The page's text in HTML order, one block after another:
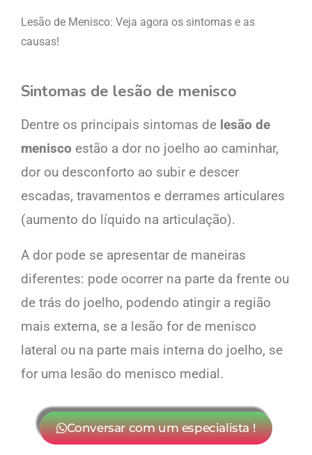
Lesão de Menisco: Veja agora os sintomas e as
causas!
Sintomas de lesão de menisco
Dentre os principais sintomas de lesão de
menisco estão a dor no joelho ao caminhar,
dor ou desconforto ao subir e descer
escadas, travamentos e derrames articulares
(aumento do líquido na articulação).
A dor pode se apresentar de maneiras
diferentes: pode ocorrer na parte da frente ou
de trás do joelho, podendo atingir a região
mais externa, se a lesão for de menisco
lateral ou na parte mais interna do joelho, se
for uma lesão do menisco medial.
Conversar com um especialista !